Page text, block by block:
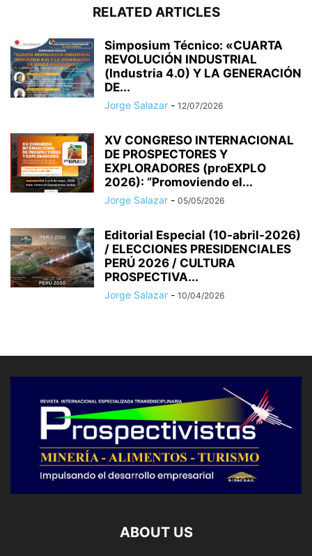
RELATED ARTICLES
Simposium Técnico: «CUARTA
REVOLUCIÓN INDUSTRIAL
(Industria 4.0) Y LA GENERACIÓN
DE...
Jorge Salazar - 12/07/2026
XV CONGRESO INTERNACIONAL
DE PROSPECTORES Y
EXPLORADORES (proEXPLO
2026): “Promoviendo el...
Jorge Salazar - 05/05/2026
Editorial Especial (10-abril-2026)
/ ELECCIONES PRESIDENCIALES
PERÚ 2026 / CULTURA
PROSPECTIVA...
Jorge Salazar - 10/04/2026
ABOUT US